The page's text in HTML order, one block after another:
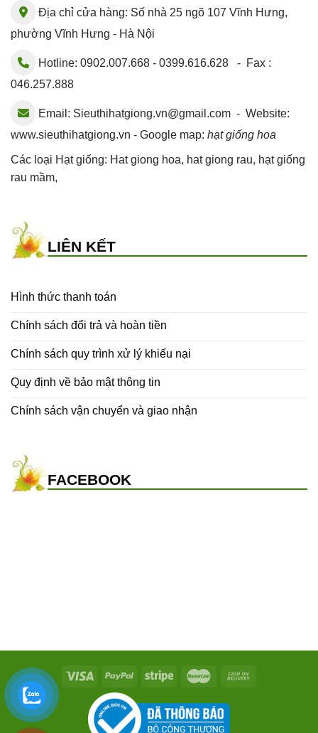
Địa chỉ cửa hàng: Số nhà 25 ngõ 107 Vĩnh Hưng,
phường Vĩnh Hưng - Hà Nội
Hotline: 0902.007.668 - 0399.616.628 - Fax :
046.257.888
Email: Sieuthihatgiong.vn@gmail.com - Website:
www.sieuthihatgiong.vn - Google map: hạt giống hoa
Các loại Hạt giống: Hat giong hoa, hat giong rau, hạt giống
rau mầm,
LIÊN KẾT
Hình thức thanh toán
Chính sách đổi trả và hoàn tiền
Chính sách quy trình xử lý khiếu nại
Quy định về bảo mật thông tin
Chính sách vận chuyển và giao nhận
FACEBOOK